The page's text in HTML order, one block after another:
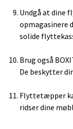
Undgå at dine
opmagasinere
solide
Brug også
De beskytter
Flyttetæpper
ridser dine